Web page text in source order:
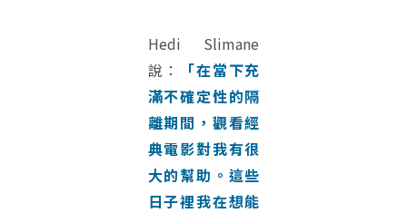
Hedi Slimane
說：
「在當下充
滿不確定性的隔
離期間，觀看經
典電影對我有很
大的幫助。這些
日子裡我在想能